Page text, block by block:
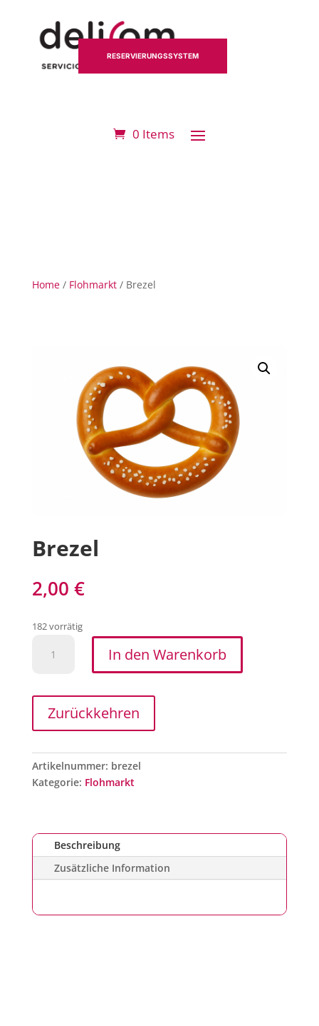
0 Items
RESERVIERUNGSSYSTEM
Home/ Flohmarkt/ Brezel
Brezel
2,00 €
182 vorrätig
Menge
In den Warenkorb
Zurückkehren
Artikelnummer: brezel
Kategorie: Flohmarkt
Beschreibung
Zusätzliche Information